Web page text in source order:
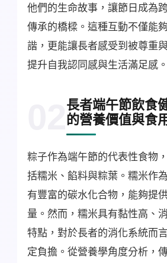
他們的生命故事，讓節日成為
傳承的橋樑。這種互動不僅能
諧，更能讓長者感受到被尊重
提升自我認同感與生活滿足感。
長者端午節飲
的營養價值與食
粽子作為端午節的代表性食物
括糯米、餡料與粽葉。糯米作
有豐富的碳水化合物，能夠提
量。然而，糯米具有黏性高、
特點，對於長者的消化系統而
定負擔。從營養學角度分析，